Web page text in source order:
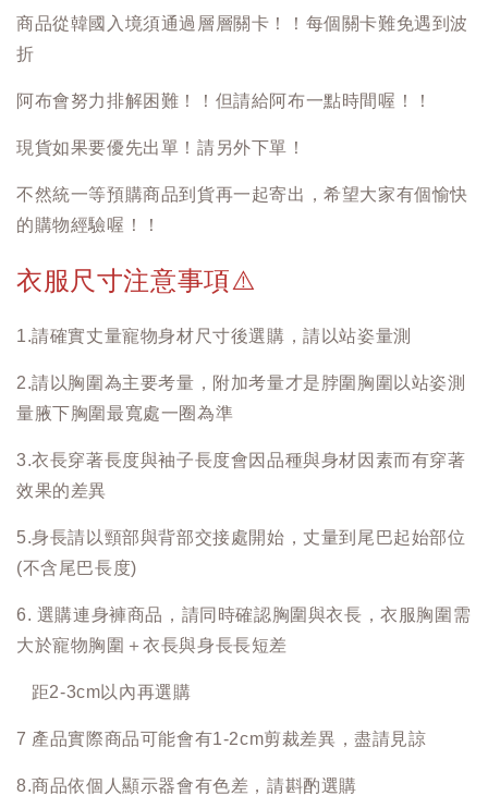
商品從韓國入境須通過層層關卡！！每個關卡難免遇到波
折
阿布會努力排解困難！！但請給阿布一點時間喔！！
現貨如果要優先出單！請另外下單！
不然統一等預購商品到貨再一起寄出，希望大家有個愉快
的購物經驗喔！！
衣服尺寸注意事項⚠️
1.請確實丈量寵物身材尺寸後選購，請以站姿量測
2.請以胸圍為主要考量，附加考量才是脖圍胸圍以站姿測
量腋下胸圍最寬處一圈為準
3.衣長穿著長度與袖子長度會因品種與身材因素而有穿著
效果的差異
5.身長請以頸部與背部交接處開始，丈量到尾巴起始部位
(不含尾巴長度)
6. 選購連身褲商品，請同時確認胸圍與衣長，衣服胸圍需
大於寵物胸圍＋衣長與身長長短差
距2-3cm以內再選購
7 產品實際商品可能會有1-2cm剪裁差異，盡請見諒
8.商品依個人顯示器會有色差，請斟酌選購